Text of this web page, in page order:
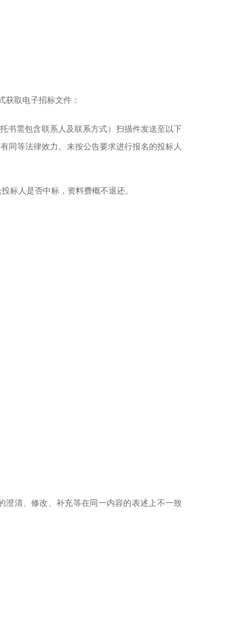
取电子招标文件：
书需包含联系人及联系方式）扫描件发送至以下
同等法律效力。未按公告要求进行报名的投标人
标人是否中标，资料费概不退还。
澄清、修改、补充等在同一内容的表述上不一致